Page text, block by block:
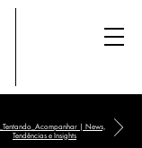
| News,
Tendências e Insights